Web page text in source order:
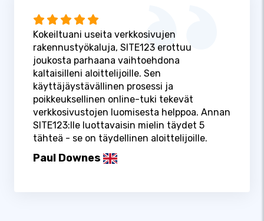
Kokeiltuani useita verkkosivujen
rakennustyökaluja, SITE123 erottuu
joukosta parhaana vaihtoehdona
kaltaisilleni aloittelijoille. Sen
käyttäjäystävällinen prosessi ja
poikkeuksellinen online-tuki tekevät
verkkosivustojen luomisesta helppoa. Annan
SITE123:lle luottavaisin mielin täydet 5
tähteä - se on täydellinen aloittelijoille.
Paul Downes